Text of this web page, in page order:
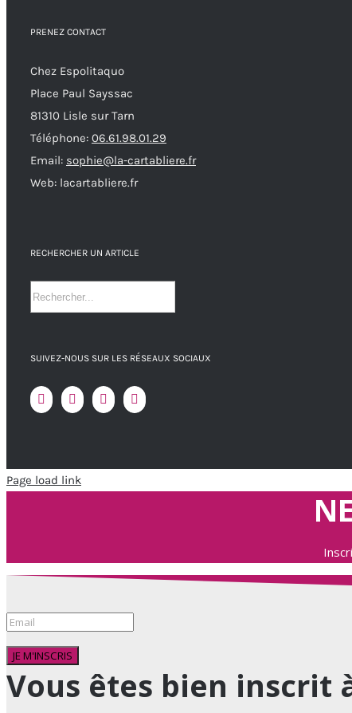
PRENEZ CONTACT
Chez Espolitaquo
Place Paul Sayssac
81310 Lisle sur Tarn
Téléphone: 06.61.98.01.29
Email: sophie@la-cartabliere.fr
Web: lacartabliere.fr
RECHERCHER UN ARTICLE
SUIVEZ-NOUS SUR LES RÉSEAUX SOCIAUX
Page load link
JE M'INSCRIS
Vous êtes bien inscrit à